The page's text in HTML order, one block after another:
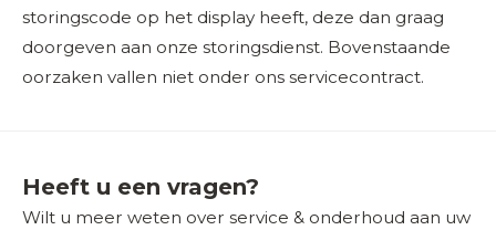
storingscode op het display heeft, deze dan graag
doorgeven aan onze storingsdienst. Bovenstaande
oorzaken vallen niet onder ons servicecontract.
Heeft u een vragen?
Wilt u meer weten over service & onderhoud aan uw